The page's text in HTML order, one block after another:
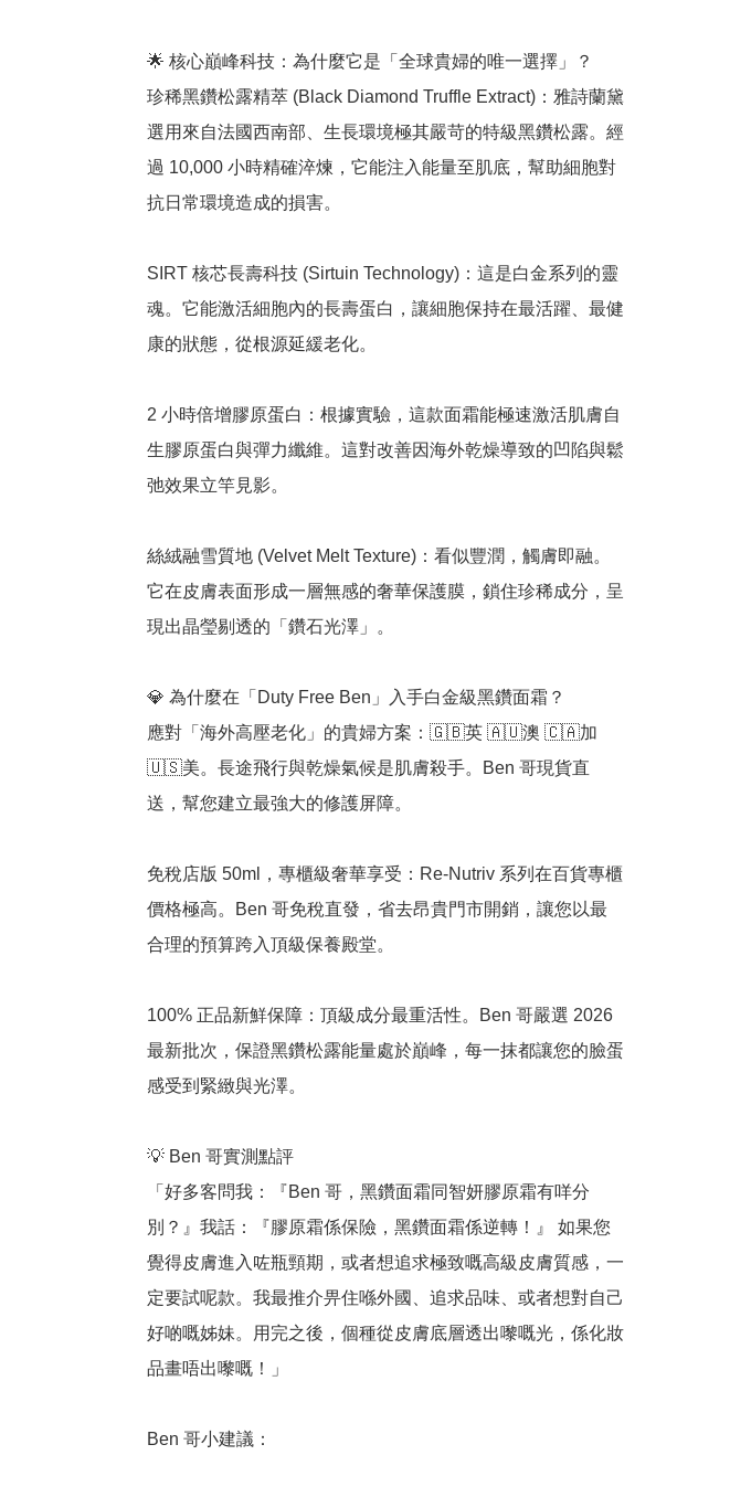
🌟 核心巔峰科技：為什麼它是「全球貴婦的唯一選擇」？
珍稀黑鑽松露精萃 (Black Diamond Truffle Extract)：雅詩蘭黛
選用來自法國西南部、生長環境極其嚴苛的特級黑鑽松露。經
過 10,000 小時精確淬煉，它能注入能量至肌底，幫助細胞對
抗日常環境造成的損害。
SIRT 核芯長壽科技 (Sirtuin Technology)：這是白金系列的靈
魂。它能激活細胞內的長壽蛋白，讓細胞保持在最活躍、最健
康的狀態，從根源延緩老化。
2 小時倍增膠原蛋白：根據實驗，這款面霜能極速激活肌膚自
生膠原蛋白與彈力纖維。這對改善因海外乾燥導致的凹陷與鬆
弛效果立竿見影。
絲絨融雪質地 (Velvet Melt Texture)：看似豐潤，觸膚即融。
它在皮膚表面形成一層無感的奢華保護膜，鎖住珍稀成分，呈
現出晶瑩剔透的「鑽石光澤」。
💎 為什麼在「Duty Free Ben」入手白金級黑鑽面霜？
應對「海外高壓老化」的貴婦方案：🇬🇧英 🇦🇺澳 🇨🇦加
🇺🇸美。長途飛行與乾燥氣候是肌膚殺手。Ben 哥現貨直
送，幫您建立最強大的修護屏障。
免稅店版 50ml，專櫃級奢華享受：Re-Nutriv 系列在百貨專櫃
價格極高。Ben 哥免稅直發，省去昂貴門市開銷，讓您以最
合理的預算跨入頂級保養殿堂。
100% 正品新鮮保障：頂級成分最重活性。Ben 哥嚴選 2026
最新批次，保證黑鑽松露能量處於巔峰，每一抹都讓您的臉蛋
感受到緊緻與光澤。
💡 Ben 哥實測點評
「好多客問我：『Ben 哥，黑鑽面霜同智妍膠原霜有咩分
別？』我話：『膠原霜係保險，黑鑽面霜係逆轉！』 如果您
覺得皮膚進入咗瓶頸期，或者想追求極致嘅高級皮膚質感，一
定要試呢款。我最推介畀住喺外國、追求品味、或者想對自己
好啲嘅姊妹。用完之後，個種從皮膚底層透出嚟嘅光，係化妝
品畫唔出嚟嘅！」
Ben 哥小建議：